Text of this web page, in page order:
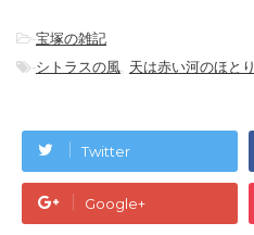
-宝塚の雑記
-シトラスの風, 天は赤い河のほとり
Twitter
Google+